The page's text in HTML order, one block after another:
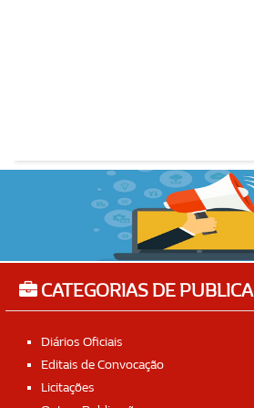
CATEGORIAS DE
Diários Oficiais
Editais de Convocação
Licitações